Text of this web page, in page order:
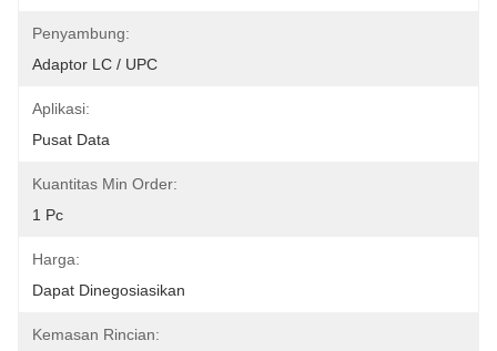
Penyambung:
Adaptor LC / UPC
Aplikasi:
Pusat Data
Kuantitas Min Order:
1 Pc
Harga:
Dapat Dinegosiasikan
Kemasan Rincian: